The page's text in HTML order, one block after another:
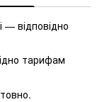
відповідно
тарифам